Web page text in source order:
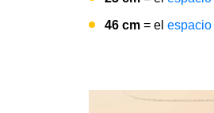
46 cm = el espacio